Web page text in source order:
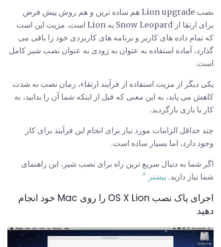
نصب Lion upgrade هم ساده ترین و هم روش پیش فرض
برای ارتقا از Snow Leopard به Lion است. مزیت این است
که تمام داده های کاربر و برنامه های کاربردی خود را باقی می
گذارد، آماده استفاده به عنوان به زودی به عنوان نصب شیر کامل
است.
یکی دیگر از مزیت استفاده از فرآیند ارتقاء، زمان نصب به شدت
کاهش می یابد، به این معنی که قبل از اینکه شما آن را بدانید، به
کار یا بازی بازگردید.
چند حداقل الزامات مورد نیاز برای انجام این فرآیند برای کار
وجود دارد، اما بسیار ساده است.
اگر شما به دنبال سریع ترین راه برای نصب شیر، این راهنمای
شما نیاز دارید. بیشتر "
اجرای پاک نصب OS X Lion را روی Mac خود انجام
دهید